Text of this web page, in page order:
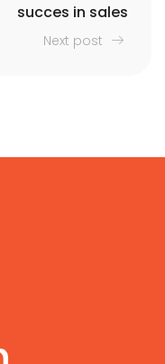
succes in sales
Next post